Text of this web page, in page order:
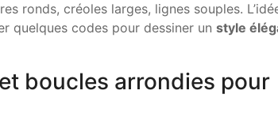
ronds, créoles larges, lignes souples.
quelques codes pour dessiner un style
boucles arrondies pour